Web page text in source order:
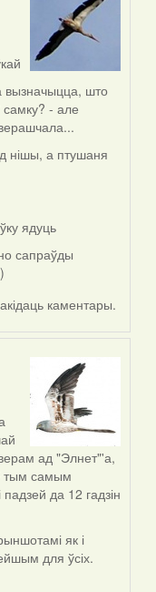
вызначыцца, што
- але
нішы, а птушаня
ядуць
сапраўды
каментары.
ад "Элнет"'а,
тым самым
да 12 гадзін
як і
для ўсіх.